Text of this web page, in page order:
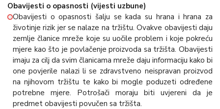
Obavijesti o opasnosti (vijesti uzbune)
Obavijesti o opasnosti šalju se kada su hrana i hrana za
životinje rizik jer se nalaze na tržištu. Ovakve obavijesti daju
zemlje članice mreže koje su uočile problem i koje pokreću
mjere kao što je povlačenje proizvoda sa tržišta. Obavijesti
imaju za cilj da svim članicama mreže daju informaciju kako bi
one povjerile nalazi li se zdravstveno neispravan proizvod
na njihovom tržištu te kako bi mogle poduzeti određene
potrebne mjere. Potrošači moraju biti uvjereni da je
predmet obavijesti povučen sa tržišta.